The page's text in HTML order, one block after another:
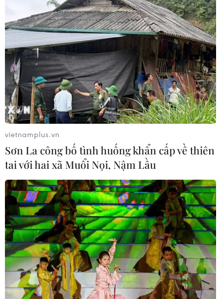
TIN CÙNG CHUYÊN MỤC
Thượng viện Mỹ thông qua dự luật
trừng phạt Nga
08/08/2026 03:50
vietnamplus.vn
Sơn La công bố tình huống khẩn cấp về thiên
tai với hai xã Muổi Nọi, Nậm Lầu